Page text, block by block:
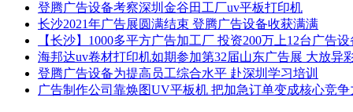
登腾广告设备考察深圳金谷田工厂uv平板打印机
长沙2021年广告展圆满结束 登腾广告设备收获满满
【长沙】1000多平方广告加工厂 投资200万上12台广告设
海邦达uv卷材打印机如期参加第32届山东广告展 大放异
登腾广告设备为提高员工综合水平 赴深圳学习培训
广告制作公司靠焕图UV平板机 把加急订单变成核心竞争